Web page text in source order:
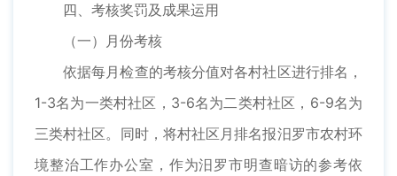
四、考核奖罚及成果运用
（一）月份考核
依据每月检查的考核分值对各村社区进行排名，
1-3名为一类村社区，3-6名为二类村社区，6-9名为
三类村社区。同时，将村社区月排名报汨罗市农村环
境整治工作办公室，作为汨罗市明查暗访的参考依